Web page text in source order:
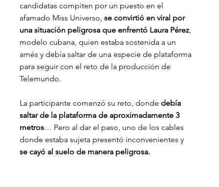
candidatas compiten por un puesto en el
afamado Miss Universo, se convirtió en viral por
una situación peligrosa que enfrentó Laura Pérez
modelo cubana, quien estaba sostenida a un
arnés y debía saltar de una especie de plataforma
para seguir con el reto de la producción de
Telemundo.
La participante comenzó su reto, donde debía
saltar de la plataforma de aproximadamente 3
metros… Pero al dar el paso, uno de los cables
donde estaba sujeta presentó inconvenientes y
se cayó al suelo de manera peligrosa.